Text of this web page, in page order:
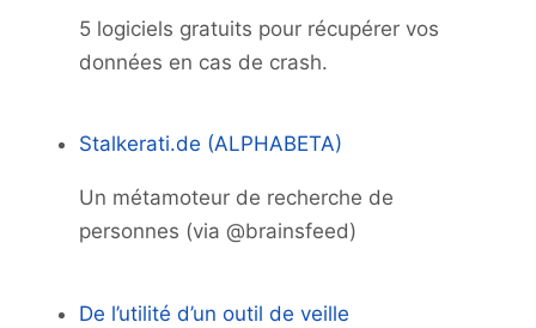
5 logiciels gratuits pour récupérer vos
données en cas de crash.
Stalkerati.de (ALPHABETA)
Un métamoteur de recherche de
personnes (via @brainsfeed)
De l’utilité d’un outil de veille